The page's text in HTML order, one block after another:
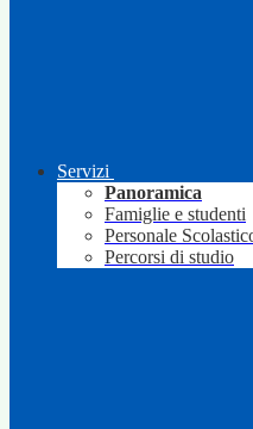
Servizi
Panoramica
Famiglie e studenti
Personale
Percorsi di studio